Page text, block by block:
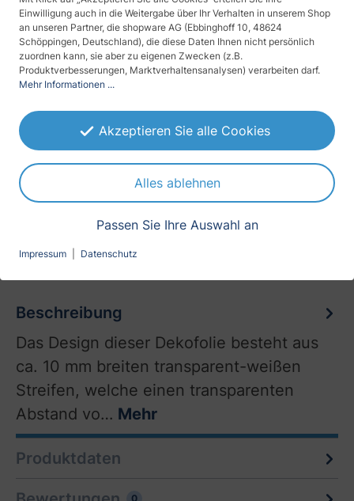
Montageseite
Innen- u. Außenmontage
Anbringung (Befestigung)
Schutz vor
Blicken
Sichtschutz (Tageszeit)
Tag u. Nacht
Beschreibung
Das Design dieser Dekofolie besteht aus
ca. 10 mm breiten transparent-weißen
Streifen, welche einen transparenten
Abstand vo… Mehr
Produktdaten
0
Einwilligung auch in die Weitergabe über Ihr Verhalten in unserem Shop
an unseren Partner, die shopware AG (Ebbinghoff 10, 48624
Schöppingen, Deutschland), die diese Daten Ihnen nicht persönlich
zuordnen kann, sie aber zu eigenen Zwecken (z.B.
Produktverbesserungen, Marktverhaltensanalysen) verarbeiten darf.
Mehr Informationen ...
Akzeptieren Sie alle Cookies
Alles ablehnen
Passen Sie Ihre Auswahl an
Impressum Datenschutz